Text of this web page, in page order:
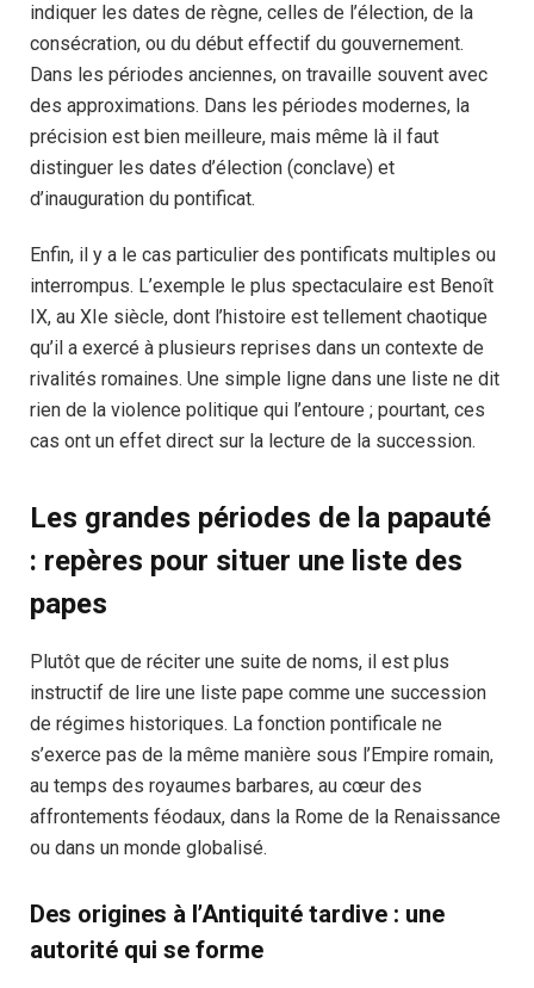
indiquer les dates de règne, celles de l’élection, de la
consécration, ou du début effectif du gouvernement.
Dans les périodes anciennes, on travaille souvent avec
des approximations. Dans les périodes modernes, la
précision est bien meilleure, mais même là il faut
distinguer les dates d’élection (conclave) et
d’inauguration du pontificat.
Enfin, il y a le cas particulier des pontificats multiples ou
interrompus. L’exemple le plus spectaculaire est Benoît
IX, au XIe siècle, dont l’histoire est tellement chaotique
qu’il a exercé à plusieurs reprises dans un contexte de
rivalités romaines. Une simple ligne dans une liste ne dit
rien de la violence politique qui l’entoure ; pourtant, ces
cas ont un effet direct sur la lecture de la succession.
Les grandes périodes de la papauté
: repères pour situer une liste des
papes
Plutôt que de réciter une suite de noms, il est plus
instructif de lire une liste pape comme une succession
de régimes historiques. La fonction pontificale ne
s’exerce pas de la même manière sous l’Empire romain,
au temps des royaumes barbares, au cœur des
affrontements féodaux, dans la Rome de la Renaissance
ou dans un monde globalisé.
Des origines à l’Antiquité tardive : une
autorité qui se forme